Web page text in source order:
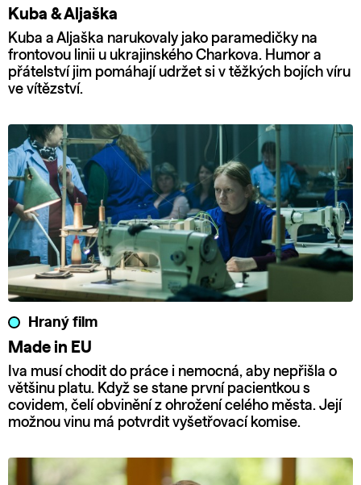
Kuba & Aljaška
Kuba a Aljaška narukovaly jako paramedičky na
frontovou linii u ukrajinského Charkova. Humor a
přátelství jim pomáhají udržet si v těžkých bojích víru
ve vítězství.
Hraný film
Made in EU
Iva musí chodit do práce i nemocná, aby nepřišla o
většinu platu. Když se stane první pacientkou s
covidem, čelí obvinění z ohrožení celého města. Její
možnou vinu má potvrdit vyšetřovací komise.